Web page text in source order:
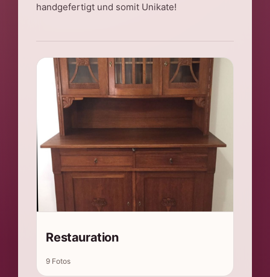
handgefertigt und somit Unikate!
Restauration
9 Fotos